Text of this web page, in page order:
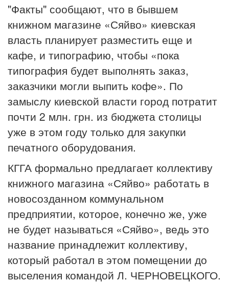
"Факты" сообщают, что в бывшем
книжном магазине «Сяйво» киевская
власть планирует разместить еще и
кафе, и типографию, чтобы «пока
типография будет выполнять заказ,
заказчики могли выпить кофе». По
замыслу киевской власти город потратит
почти 2 млн. грн. из бюджета столицы
уже в этом году только для закупки
печатного оборудования.
КГГА формально предлагает коллективу
книжного магазина «Сяйво» работать в
новосозданном коммунальном
предприятии, которое, конечно же, уже
не будет называться «Сяйво», ведь это
название принадлежит коллективу,
который работал в этом помещении до
выселения командой Л. ЧЕРНОВЕЦКОГО.